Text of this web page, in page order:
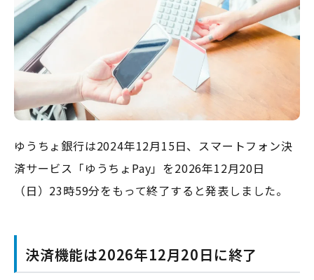
ゆうちょ銀行は2024年12月15日、スマートフォン決
済サービス「ゆうちょPay」を2026年12月20日
（日）23時59分をもって終了すると発表しました。
決済機能は2026年12月20日に終了